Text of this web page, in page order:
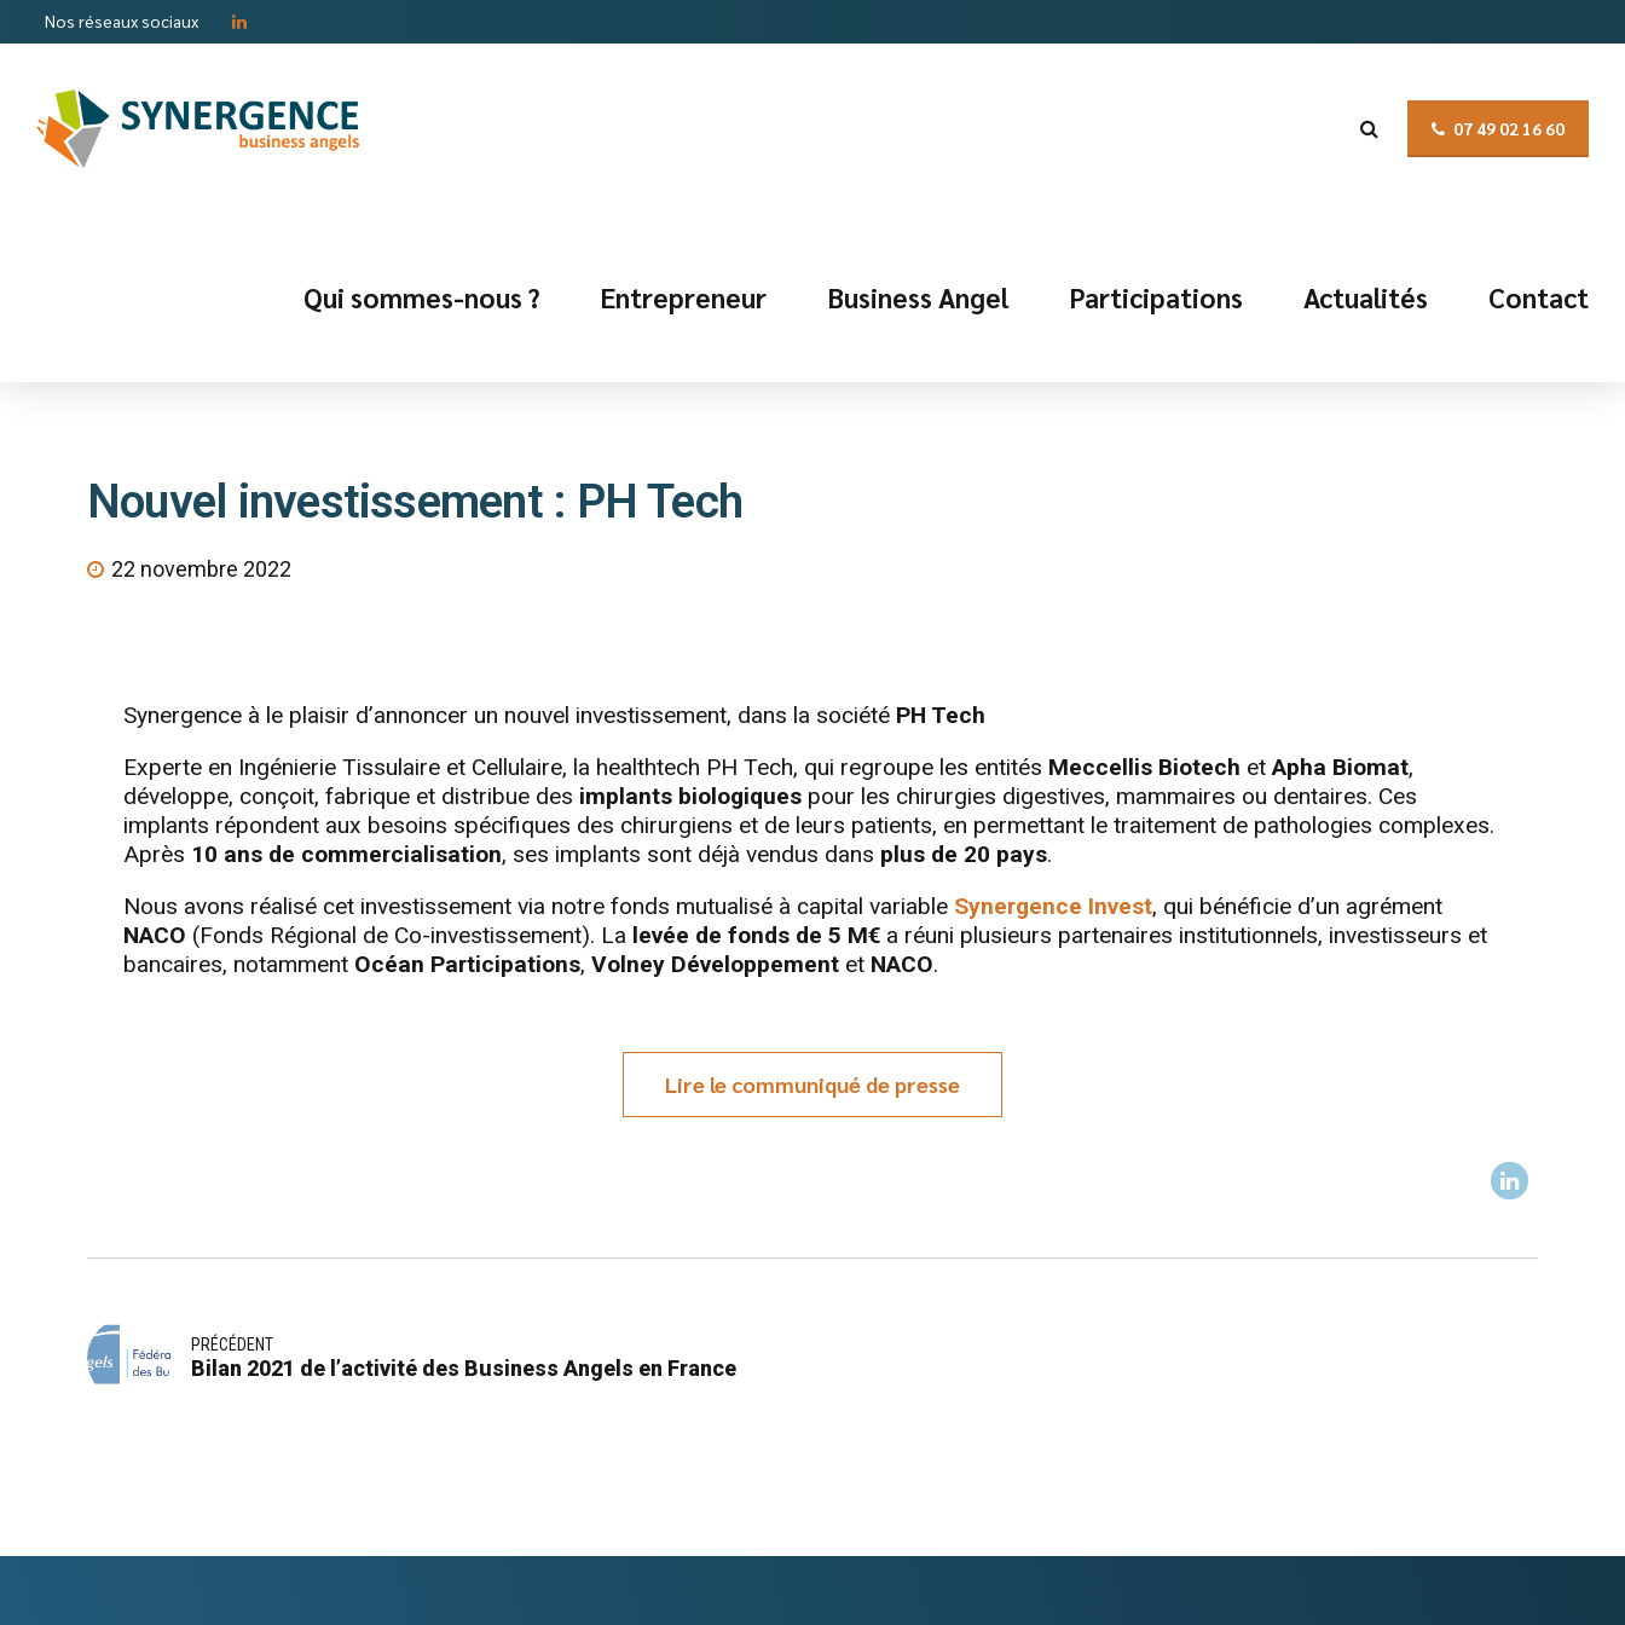
Nos réseaux sociaux
07 49 02 16 60
Qui sommes-nous ? Entrepreneur Business Angel Participations Actualités Contact
Nouvel investissement : PH Tech
22 novembre 2022
Synergence à le plaisir d’annoncer un nouvel investissement, dans la société PH Tech
Experte en Ingénierie Tissulaire et Cellulaire, la healthtech PH Tech, qui regroupe les entités Meccellis Biotech etApha Biomat,
développe, conçoit, fabrique et distribue des implants biologiques pour les chirurgies digestives, mammaires ou dentaires. Ces
implants répondent aux besoins spécifiques des chirurgiens et de leurs patients, en permettant le traitement de pathologies complexes.
Après 10 ans de commercialisation, ses implants sont déjà vendus dans plus de 20 pays.
Nous avons réalisé cet investissement via notre fonds mutualisé à capital variable Synergence Invest, qui bénéficie d’un agrément
NACO (Fonds Régional de Co-investissement). La levée de fonds de 5 M€ a réuni plusieurs partenaires institutionnels, investisseurs et
bancaires, notamment Océan Participations, Volney Développement et NACO.
Lire le communiqué de presse
PRÉCÉDENT
Bilan 2021 de l’activité des Business Angels en France